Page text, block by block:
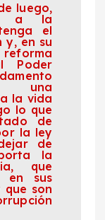
luego,
a la
el
y, en su
Poder
una
la vida
lo que
de
la ley
de
la
que
en sus
que son